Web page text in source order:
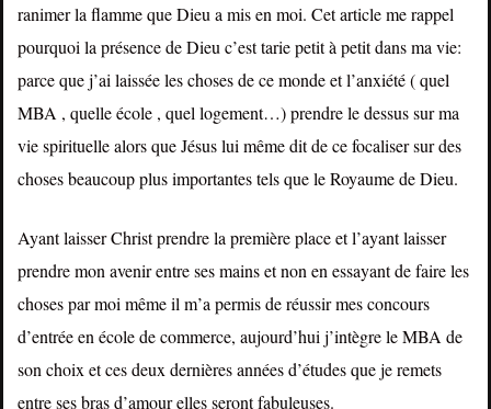
ranimer la flamme que Dieu a mis en moi. Cet article me rappel
pourquoi la présence de Dieu c’est tarie petit à petit dans ma vie:
parce que j’ai laissée les choses de ce monde et l’anxiété ( quel
MBA , quelle école , quel logement…) prendre le dessus sur ma
vie spirituelle alors que Jésus lui même dit de ce focaliser sur des
choses beaucoup plus importantes tels que le Royaume de Dieu.
Ayant laisser Christ prendre la première place et l’ayant laisser
prendre mon avenir entre ses mains et non en essayant de faire les
choses par moi même il m’a permis de réussir mes concours
d’entrée en école de commerce, aujourd’hui j’intègre le MBA de
son choix et ces deux dernières années d’études que je remets
entre ses bras d’amour elles seront fabuleuses.